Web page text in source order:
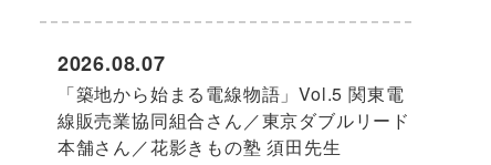
「築地から始まる電線物語」Vol.5 関東電
線販売業協同組合さん／東京ダブルリード
本舗さん／花影きもの塾 須田先生
2026.08.07